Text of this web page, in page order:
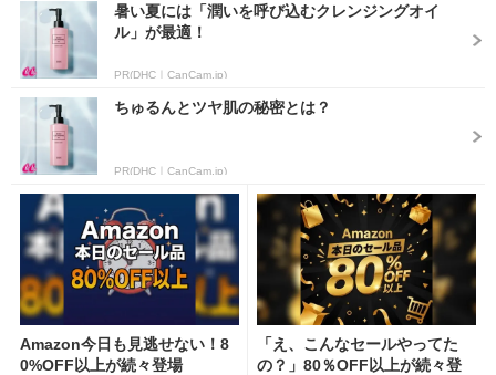
暑い夏には「潤いを呼び込むクレンジングオイ
ル」が最適！
PR(DHC｜CanCam.jp)
ちゅるんとツヤ肌の秘密とは？
PR(DHC｜CanCam.jp)
Amazon今日も見逃せない！8
0%OFF以上が続々登場
「え、こんなセールやってた
の？」80％OFF以上が続々登